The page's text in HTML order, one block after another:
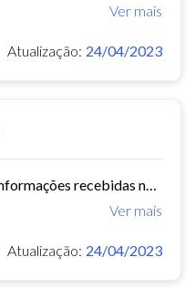
Ver mais
Atualização: 24/04/2023
Ver mais
Atualização: 24/04/2023